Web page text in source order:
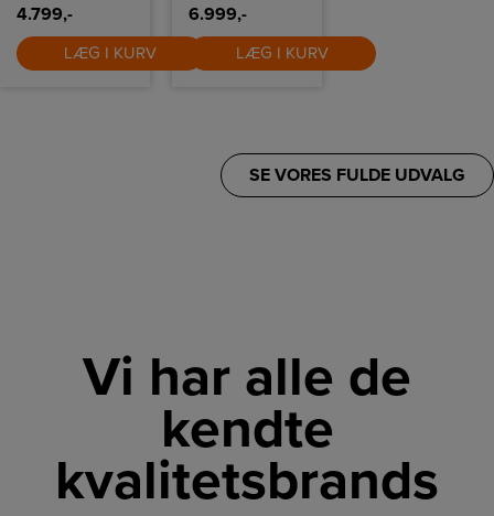
start øger
komforten.
4.799,-
LÆG I KURV
6.999,-
LÆG I KURV
SE VORES FULDE UDVALG
Vi har alle de
kendte
kvalitetsbrands